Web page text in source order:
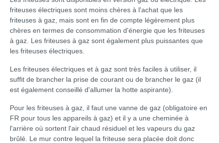
friteuses électriques sont moins chères à l'achat que les
friteuses à gaz, mais sont en fin de compte légèrement plus
chères en termes de consommation d'énergie que les friteuses
à gaz. Les friteuses à gaz sont également plus puissantes que
les friteuses électriques.
Les friteuses électriques et à gaz sont très faciles à utiliser, il
suffit de brancher la prise de courant ou de brancher le gaz (il
est également conseillé d'allumer la hotte aspirante).
Pour les friteuses à gaz, il faut une vanne de gaz (obligatoire en
FR pour tous les appareils à gaz) et il y a une cheminée à
l'arrière où sortent l'air chaud résiduel et les vapeurs du gaz
brûlé. Le mur contre lequel la friteuse sera placée doit donc